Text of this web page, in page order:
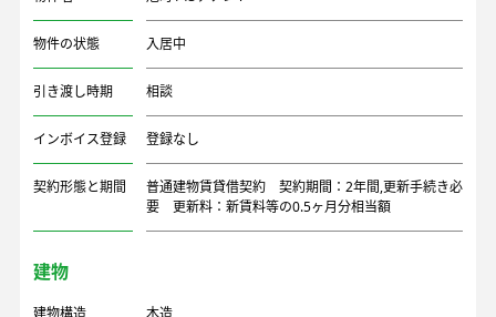
物件の状態 入居中
引き渡し時期 相談
インボイス登録 登録なし
契約形態と期間
普通建物賃貸借契約 契約期間：2年間,更新手続き必
要 更新料：新賃料等の0.5ヶ月分相当額
建物
建物構造 木造